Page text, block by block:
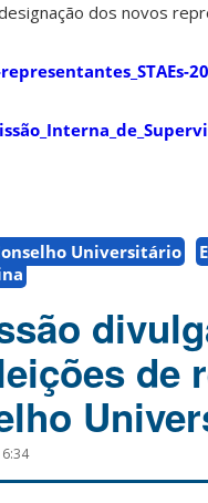
dos novos
representantes_STAEs-
Universitário
de